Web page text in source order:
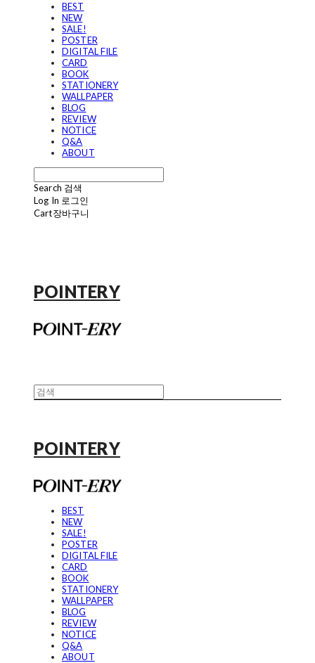
BEST
NEW
SALE!
POSTER
DIGITAL FILE
CARD
BOOK
STATIONERY
WALLPAPER
BLOG
REVIEW
NOTICE
Q&A
ABOUT
Search 검색
Log In 로그인
Cart장바구니
POINTERY
POINTERY
BEST
NEW
SALE!
POSTER
DIGITAL FILE
CARD
BOOK
STATIONERY
WALLPAPER
BLOG
REVIEW
NOTICE
Q&A
ABOUT